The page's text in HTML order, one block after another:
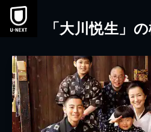
本文へスキップ
「大川悦生」